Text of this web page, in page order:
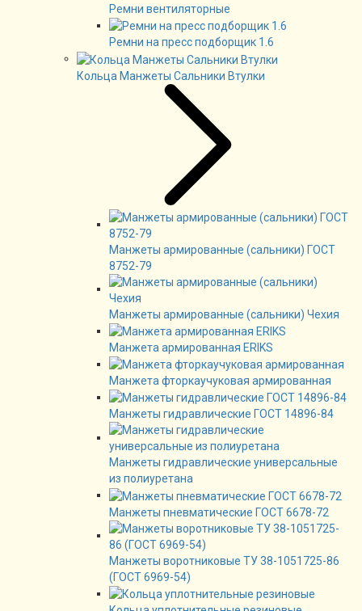
Ремни вентиляторные
Ремни на пресс подборщик 1.6
Кольца Манжеты Сальники Втулки
Манжеты армированные (сальники) ГОСТ
8752-79
Манжеты армированные (сальники) Чехия
Манжета армированная ERIKS
Манжета фторкаучуковая армированная
Манжеты гидравлические ГОСТ 14896-84
Манжеты гидравлические универсальные
из полиуретана
Манжеты пневматические ГОСТ 6678-72
Манжеты воротниковые ТУ 38-1051725-86
(ГОСТ 6969-54)